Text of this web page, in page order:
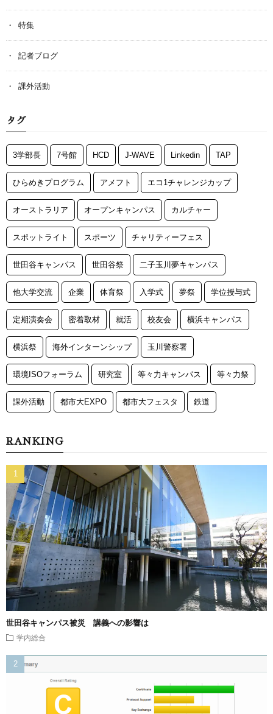
特集
記者ブログ
課外活動
タグ
3学部長 7号館 HCD J-WAVE Linkedin TAP
ひらめきプログラム アメフト エコ1チャレンジカップ
オーストラリア オープンキャンパス カルチャー
スポットライト スポーツ チャリティーフェス
世田谷キャンパス 世田谷祭 二子玉川夢キャンパス
他大学交流 企業 体育祭 入学式 夢祭 学位授与式
定期演奏会 密着取材 就活 校友会 横浜キャンパス
横浜祭 海外インターンシップ 玉川警察署
環境ISOフォーラム 研究室 等々力キャンパス 等々力祭
課外活動 都市大EXPO 都市大フェスタ 鉄道
RANKING
世田谷キャンパス被災 講義への影響は
学内総合